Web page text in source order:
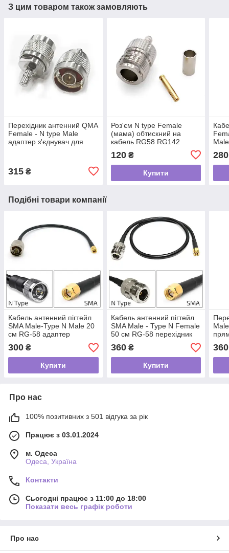
З цим товаром також замовляють
Перехідник антенний QMA
Female - N type Male
адаптер з'єднувач для
315 ₴
Роз'єм N type Female
(мама) обтискний на
кабель RG58 RG142
RG223 LMR-195 SYV50-3
3D-FB коннектор N типу
гніздо
120₴
Купити
280
Подібні товари компанії
Кабель антенний пігтейл
SMA Male-Type N Male 20
см RG-58 адаптер
подовжувач перехідник
для модему роутера
300 ₴
Купити
Кабель антенний пігтейл
SMA Male - Type N Female
50 см RG-58 перехідник
адаптер подовжувач для
модему роутера
360₴
Купити
30
FPV
360
Про нас
100% позитивних з 501 відгука за рік
Працює з 03.01.2024
м. Одеса
Одеса, Україна
Контакти
Сьогодні працює з 11:00 до 18:00
Показати весь графік роботи
Про нас